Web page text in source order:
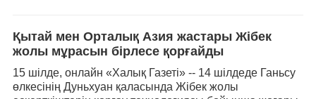
Қытай мен Орталық Азия жастары Жібек
жолы мұрасын бірлесе қорғайды
15 шілде, онлайн «Халық Газеті» -- 14 шілдеде Ганьсу
өлкесінің Дуньхуан қаласында Жібек жолы